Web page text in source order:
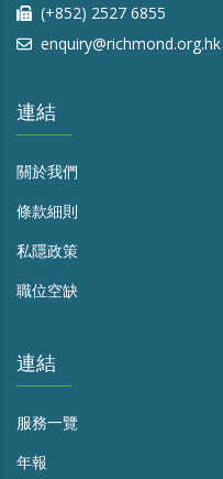
(+852) 2527 6855
enquiry@richmond.org.hk
連結
關於我們
條款細則
私隱政策
職位空缺
連結
服務一覽
年報